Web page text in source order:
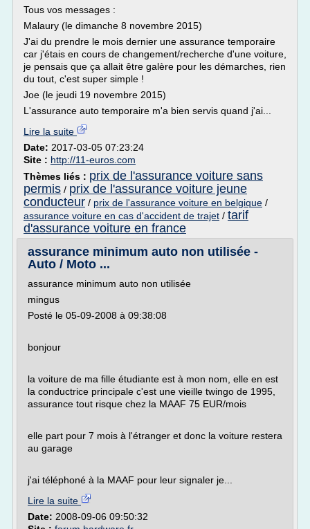
Tous vos messages :
Malaury (le dimanche 8 novembre 2015)
J'ai du prendre le mois dernier une assurance temporaire
car j'étais en cours de changement/recherche d'une voiture,
je pensais que ça allait être galère pour les démarches, rien
du tout, c'est super simple !
Joe (le jeudi 19 novembre 2015)
L'assurance auto temporaire m'a bien servis quand j'ai...
Lire la suite
Date: 2017-03-05 07:23:24
Site : http://11-euros.com
Thèmes liés : prix de l'assurance voiture sans
permis / prix de l'assurance voiture jeune
conducteur / prix de l'assurance voiture en belgique /
assurance voiture en cas d'accident de trajet / tarif
d'assurance voiture en france
assurance minimum auto non utilisée -
Auto / Moto ...
assurance minimum auto non utilisée
mingus
Posté le 05-09-2008 à 09:38:08
bonjour
la voiture de ma fille étudiante est à mon nom, elle en est
la conductrice principale c'est une vieille twingo de 1995,
assurance tout risque chez la MAAF 75 EUR/mois
elle part pour 7 mois à l'étranger et donc la voiture restera
au garage
j'ai téléphoné à la MAAF pour leur signaler je...
Lire la suite
Date: 2008-09-06 09:50:32